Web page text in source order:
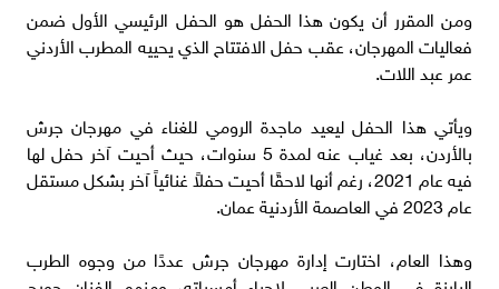
ومن المقرر أن يكون هذا الحفل هو الحفل الرئيسي الأول ضمن
فعاليات المهرجان، عقب حفل الافتتاح الذي يحييه المطرب الأردني
عمر عبد اللات.
ويأتي هذا الحفل ليعيد ماجدة الرومي للغناء في مهرجان جرش
بالأردن، بعد غياب عنه لمدة 5 سنوات، حيث أحيت آخر حفل لها
فيه عام 2021، رغم أنها لاحقًا أحيت حفلاً غنائياً آخر بشكل مستقل
عام 2023 في العاصمة الأردنية عمان.
وهذا العام، اختارت إدارة مهرجان جرش عددًا من وجوه الطرب